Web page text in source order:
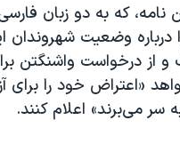
نامه، که به دو زبان
درباره وضعیت شهروندان
و از درخواست واشنگتن
«اعتراض خود را برای
می‌برند» اعلام کنند.